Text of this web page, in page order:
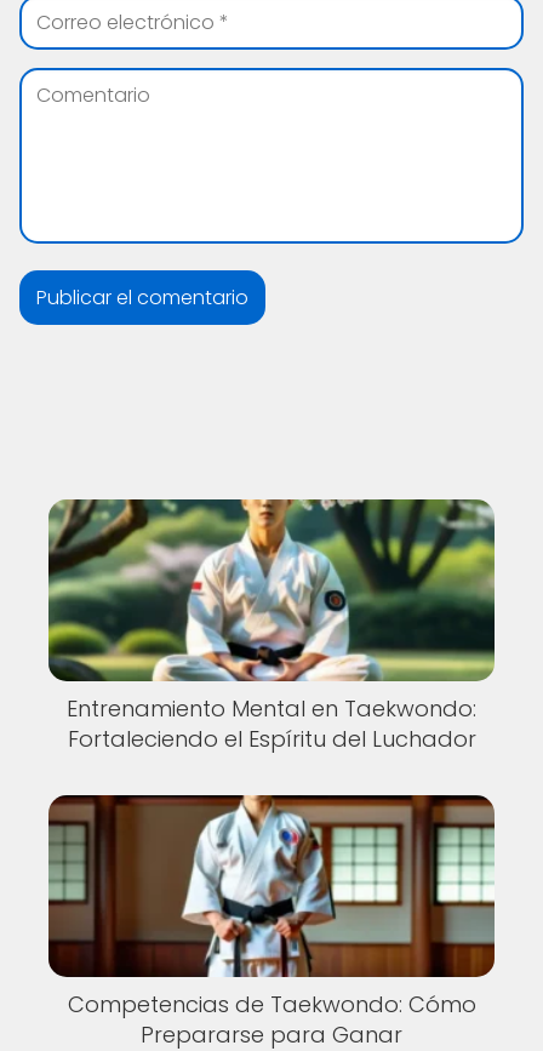
Entrenamiento Mental en Taekwondo:
Fortaleciendo el Espíritu del Luchador
Competencias de Taekwondo: Cómo
Prepararse para Ganar